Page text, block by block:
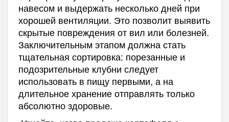
навесом и выдержать несколько дней при
хорошей вентиляции. Это позволит выявить
скрытые повреждения от вил или болезней.
Заключительным этапом должна стать
тщательная сортировка: порезанные и
подозрительные клубни следует
использовать в пищу первыми, а на
длительное хранение отправлять только
абсолютно здоровые.